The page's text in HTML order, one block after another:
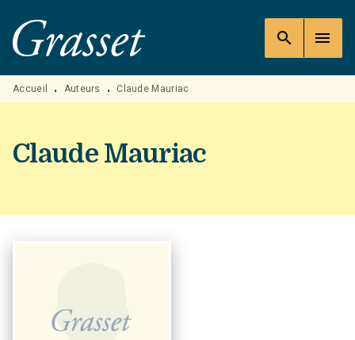
MENU RECHERCHE
PIED DE PAGE
search menu
Accueil • Auteurs • Claude Mauriac
Claude Mauriac